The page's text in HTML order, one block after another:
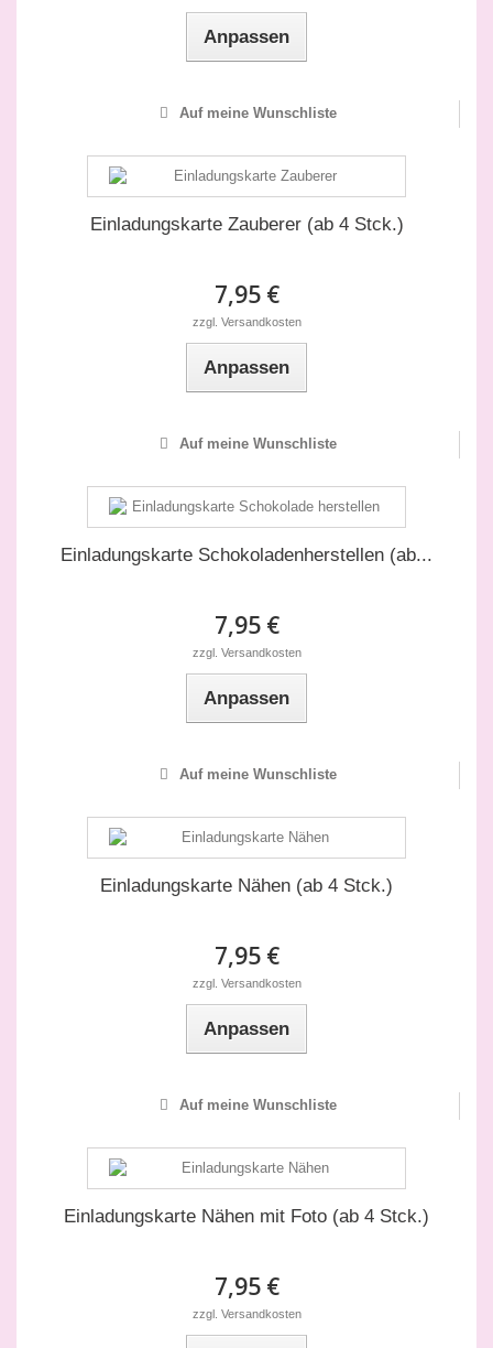
Anpassen
Auf meine Wunschliste
Einladungskarte Zauberer (ab 4 Stck.)
7,95 €
zzgl. Versandkosten
Anpassen
Auf meine Wunschliste
Einladungskarte Schokoladenherstellen (ab...
7,95 €
zzgl. Versandkosten
Anpassen
Auf meine Wunschliste
Einladungskarte Nähen (ab 4 Stck.)
7,95 €
zzgl. Versandkosten
Anpassen
Auf meine Wunschliste
Einladungskarte Nähen mit Foto (ab 4 Stck.)
7,95 €
zzgl. Versandkosten